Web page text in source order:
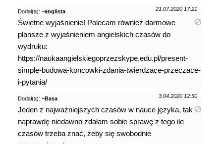
21.07.2020 17:21
Dodał(a): ~anglista
Świetne wyjaśnienie! Polecam również darmowe
plansze z wyjaśnieniem angielskich czasów do
wydruku:
https://naukaangielskiegoprzezskype.edu.pl/present-
simple-budowa-koncowki-zdania-twierdzace-przeczace-
i-pytania/
3.04.2020 12:50
Dodał(a): ~Basa
Jeden z najważniejszych czasów w nauce języka, tak
naprawdę niedawno zdałam sobie sprawę z tego ile
czasów trzeba znać, żeby się swobodnie